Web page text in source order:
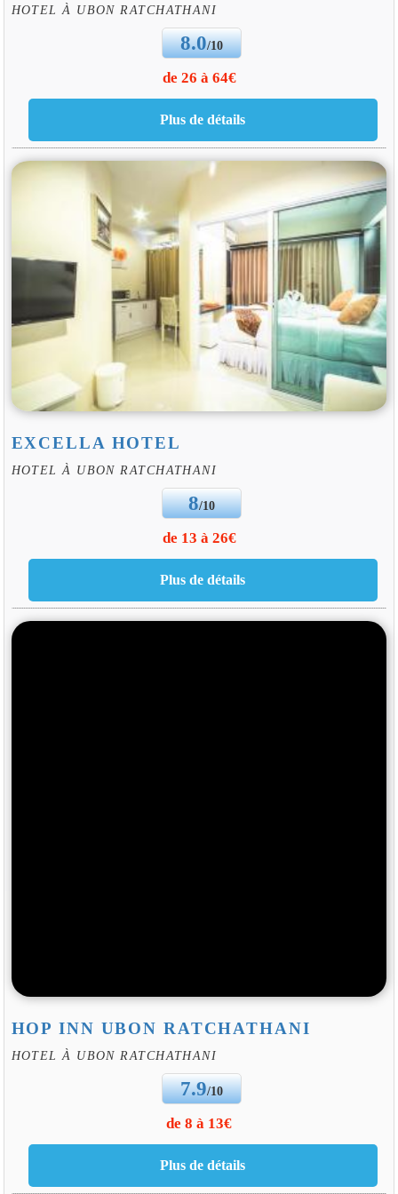
HOTEL À UBON RATCHATHANI
8.0/10
de 26 à 64€
EXCELLA HOTEL
HOTEL À UBON RATCHATHANI
8/10
de 13 à 26€
HOP INN UBON RATCHATHANI
HOTEL À UBON RATCHATHANI
7.9/10
de 8 à 13€